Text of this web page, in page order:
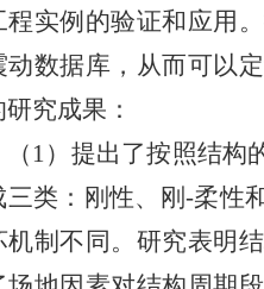
程实例的验证和应用
动数据库，从而可以
究成果：
（1）提出了按照结
三类：刚性、刚-柔性
机制不同。研究表明